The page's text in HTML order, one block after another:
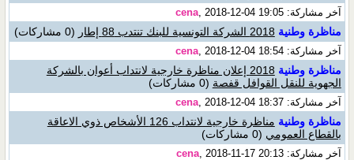
آخر مشاركة: cena, 2018-12-04 19:05
مناظرة وطنية 2018 الشركة التونسية للبنك تنتدب 88 إطار (0 مشاركات)
آخر مشاركة: cena, 2018-12-04 18:54
مناظرة وطنية
2018 إعلان مناظرة خارجية لانتداب أعوان بالشركة
الجهوية للنقل القوافل قفصة (0 مشاركات)
آخر مشاركة: cena, 2018-12-04 18:37
مناظرة وطنية
مناظرة خارجية لانتداب 126 الأشخاص ذوي الاعاقة
بالقطاع العمومي (0 مشاركات)
آخر مشاركة: cena, 2018-11-17 20:13